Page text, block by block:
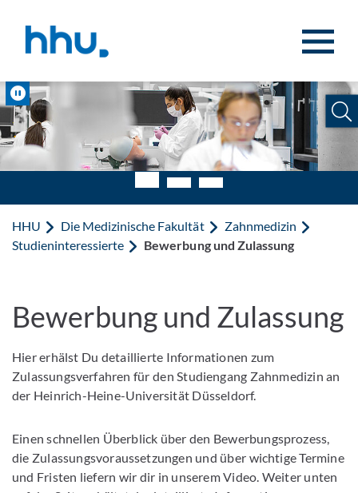
Pause
HHU Die Medizinische Fakultät
Zahnmedizin
Studieninteressierte
Bewerbung und Zulassung
Bewerbung und Zulassung
Hier erhälst Du detaillierte Informationen zum
Zulassungsverfahren für den Studiengang Zahnmedizin an
der Heinrich-Heine-Universität Düsseldorf.
Einen schnellen Überblick über den Bewerbungsprozess,
die Zulassungsvoraussetzungen und über wichtige Termine
und Fristen liefern wir dir in unserem Video. Weiter unten